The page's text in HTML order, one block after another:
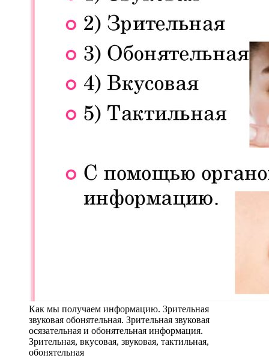
Как мы получаем информацию. Зрительная
звуковая обонятельная. Зрительная звуковая
осязательная и обонятельная информация.
Зрительная, вкусовая, звуковая, тактильная,
обонятельная